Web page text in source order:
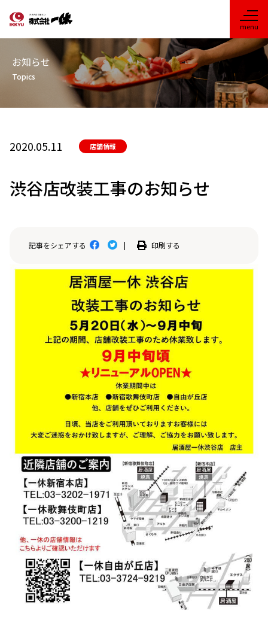
お知らせ
Topics
2020.05.11 店舗情報
渋谷店改装工事のお知らせ
記事をシェアする | 印刷する